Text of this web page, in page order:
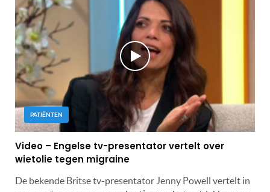
PATIËNTEN
Video – Engelse tv-presentator vertelt over
wietolie tegen migraine
De bekende Britse tv-presentator Jenny Powell vertelt in